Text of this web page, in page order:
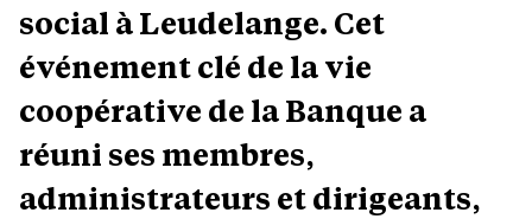
social à Leudelange. Cet
événement clé de la vie
coopérative de la Banque a
réuni ses membres,
administrateurs et dirigeants,